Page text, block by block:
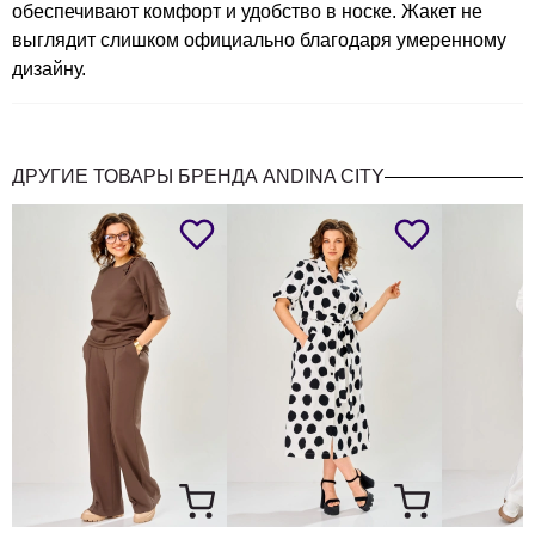
обеспечивают комфорт и удобство в носке. Жакет не
выглядит слишком официально благодаря умеренному
дизайну.
ДРУГИЕ ТОВАРЫ БРЕНДА ANDINA CITY